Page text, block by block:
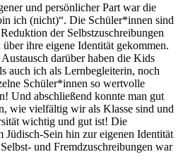
und persönlicher Part war die
ich (nicht)“. Die Schüler*innen sind
der Selbstzuschreibungen
ihre eigene Identität gekommen.
darüber haben die Kids
auch ich als Lernbegleiterin, noch
Schüler*innen so wertvolle
Und abschließend konnte man gut
wie vielfältig wir als Klasse sind und
wichtig und gut ist! Die
Jüdisch-Sein hin zur eigenen Identität
und Fremdzuschreibungen war